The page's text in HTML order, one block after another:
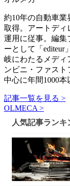
約10年の自動車
取得。アートディ
運用に従事。編集
ーとして「editeur
岐にわたるメディ
ンビニ・ファス
中心に年間1000本
記事一覧を見る >
OLMECA >
人気記事ランキ